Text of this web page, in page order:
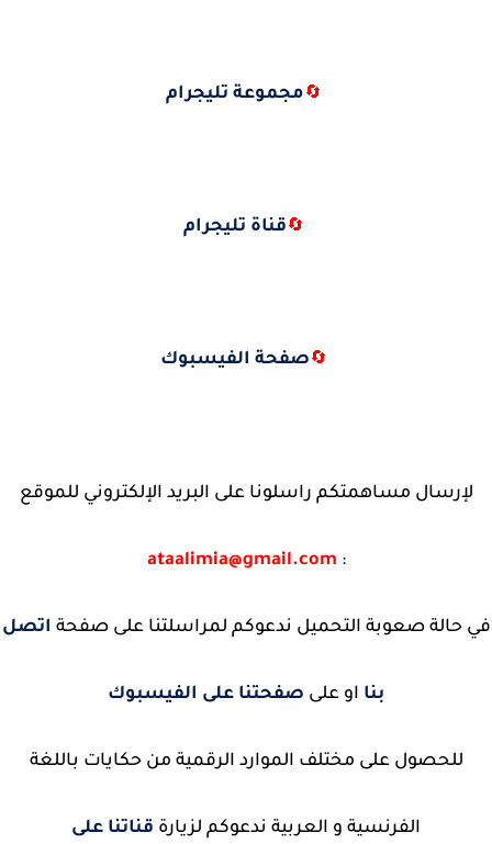
🔄مجموعة تليجرام
🔄قناة تليجرام
🔄صفحة الفيسبوك
لإرسال مساهمتكم راسلونا على البريد الإلكتروني للموقع
:
ataalimia@gmail.com
في حالة صعوبة التحميل ندعوكم لمراسلتنا على صفحة اتصل
بنااو على صفحتنا على الفيسبوك
للحصول على مختلف الموارد الرقمية من حكايات باللغة
الفرنسية و العربية ندعوكم لزيارة قناتنا على